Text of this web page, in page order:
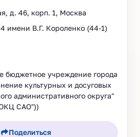
д. 46, корп. 1, Москва
имени В.Г. Короленко (44-1)
бюджетное учреждение города
культурных и досуговых
административного округа"
САО"))
Поделиться